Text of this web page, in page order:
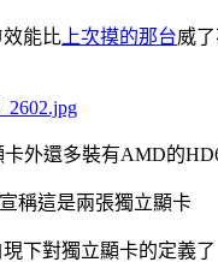
效能比 上次摸的那台威
外還多裝有AMD的
稱這是兩張獨立顯卡
下對獨立顯卡的定義了